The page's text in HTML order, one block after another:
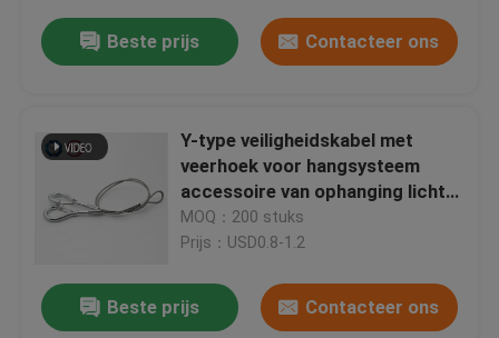
Ongeveer ons
Kwaliteitscontrole
Verzoek om een Citaat
Beste prijs Contacteer ons
Y-type veiligheidskabel met
veerhoek voor hangsysteem
accessoire van ophanging licht
veilig lading 10 kg verkoop
eenheid enkel item
MOQ：200 stuks
Prijs：USD0.8-1.2
Beste prijs Contacteer ons